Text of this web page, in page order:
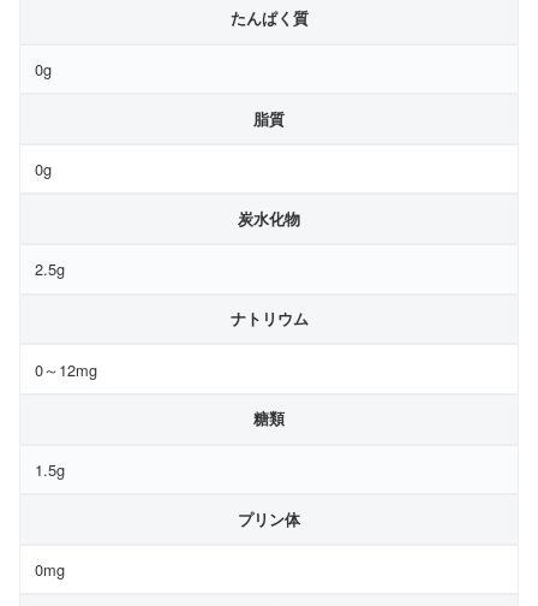
たんぱく質
0g
脂質
0g
炭水化物
2.5g
ナトリウム
0～12mg
糖類
1.5g
プリン体
0mg